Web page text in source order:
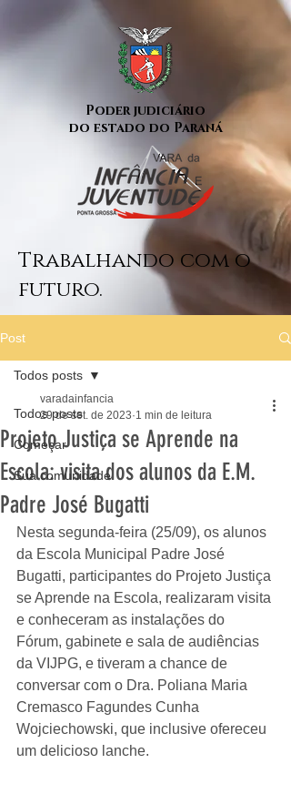
Poder judiciário
do estado do Paraná
Trabalhando com o
futuro.
Post
Todos posts
Começar
Sua comunidade
Todos posts
Projeto Justiça se Aprende na
Escola: visita dos alunos da E.M.
Padre José Bugatti
varadainfancia
29 de set. de 2023 1 min de leitura
Nesta segunda-feira (25/09), os alunos
da Escola Municipal Padre José
Bugatti, participantes do Projeto Justiça
se Aprende na Escola, realizaram visita
e conheceram as instalações do
Fórum, gabinete e sala de audiências
da VIJPG, e tiveram a chance de
conversar com o Dra. Poliana Maria
Cremasco Fagundes Cunha
Wojciechowski, que inclusive ofereceu
um delicioso lanche.